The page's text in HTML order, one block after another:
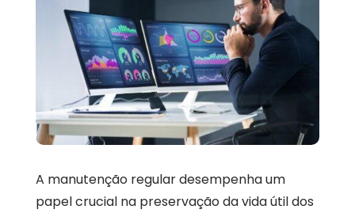
A manutenção regular desempenha um
papel crucial na preservação da vida útil dos